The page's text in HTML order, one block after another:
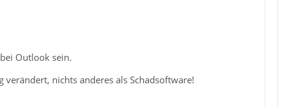
Outlook sein.
nichts anderes als Schadsoftware!